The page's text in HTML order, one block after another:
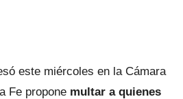
este miércoles en la Cámara
Fe propone multar a quienes